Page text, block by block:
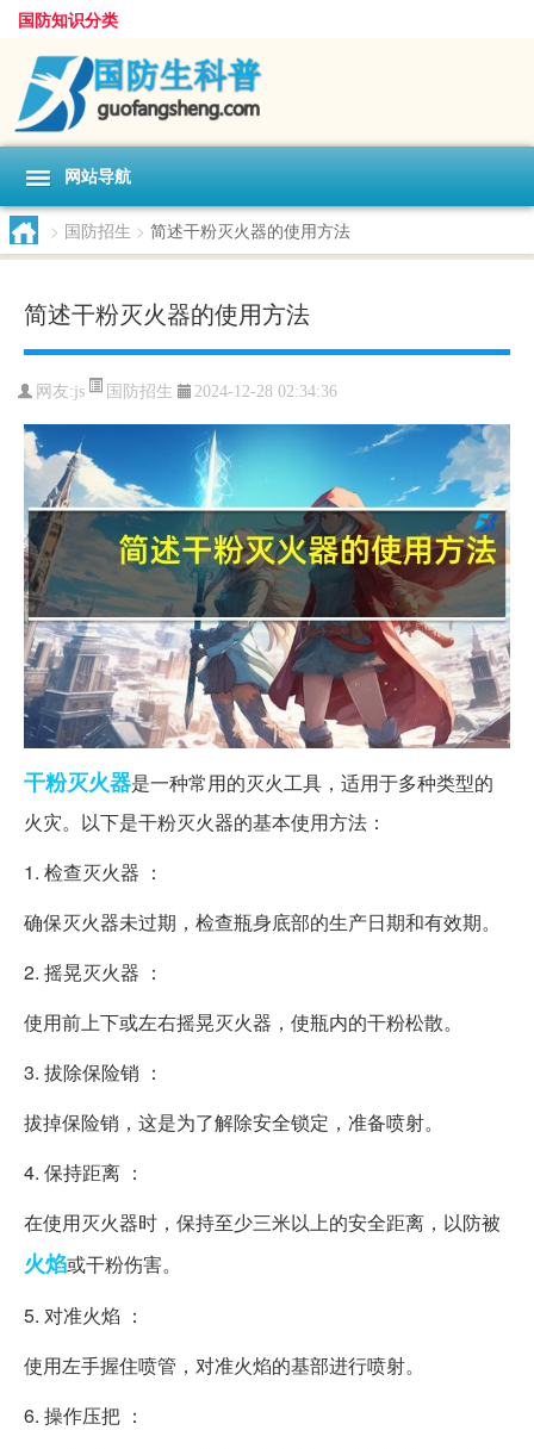
国防知识分类
网站导航
> 国防招生 > 简述干粉灭火器的使用方法
简述干粉灭火器的使用方法
网友:js 国防招生 2024-12-28 02:34:36
干粉灭火器是一种常用的灭火工具，适用于多种类型的
火灾。以下是干粉灭火器的基本使用方法：
1. 检查灭火器 ：
确保灭火器未过期，检查瓶身底部的生产日期和有效期。
2. 摇晃灭火器 ：
使用前上下或左右摇晃灭火器，使瓶内的干粉松散。
3. 拔除保险销 ：
拔掉保险销，这是为了解除安全锁定，准备喷射。
4. 保持距离 ：
在使用灭火器时，保持至少三米以上的安全距离，以防被
火焰或干粉伤害。
5. 对准火焰 ：
使用左手握住喷管，对准火焰的基部进行喷射。
6. 操作压把 ：